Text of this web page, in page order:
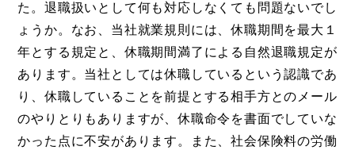
た。退職扱いとして何も対応しなくても問題ないでし
ょうか。なお、当社就業規則には、休職期間を最大１
年とする規定と、休職期間満了による自然退職規定が
あります。当社としては休職しているという認識であ
り、休職していることを前提とする相手方とのメール
のやりとりもありますが、休職命令を書面でしていな
かった点に不安があります。また、社会保険料の労働